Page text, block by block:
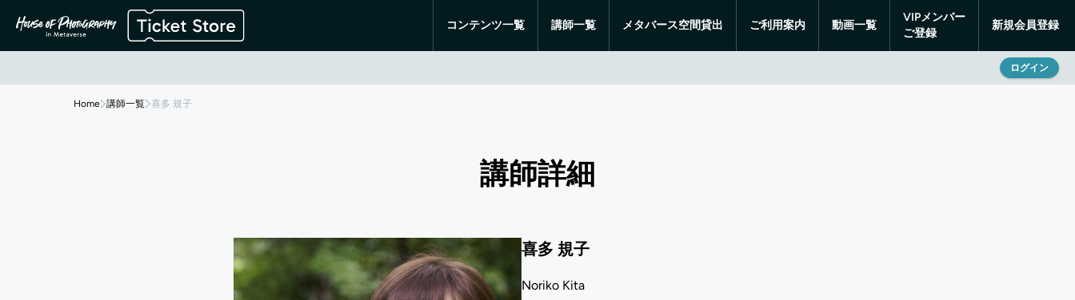
コンテンツ一覧 講師一覧 メタバース空間貸出 ご利用案内 動画一覧
VIPメンバー
ご登録
新規会員登録
ログイン
Home 講師一覧 喜多 規子
講師詳細
喜多 規子
Noriko Kita